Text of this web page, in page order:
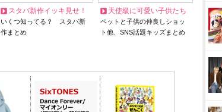
スタバ新作イッキ見せ！
いくつ知ってる？ スタバ新
作まとめ
天使級に可愛い子供たち
ペットと子供の仲良しショッ
ト他、SNS話題キッズまとめ